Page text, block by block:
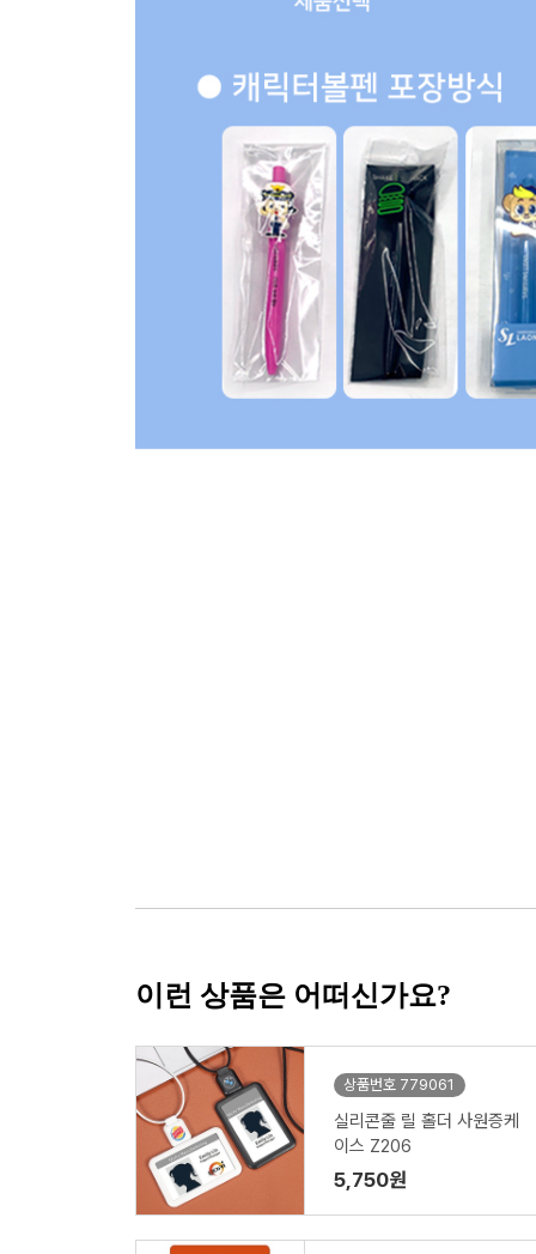
이런 상품은 어떠신가요?
상품번호 779061
실리콘줄 릴 홀더 사원증케
이스 Z206
5,750원